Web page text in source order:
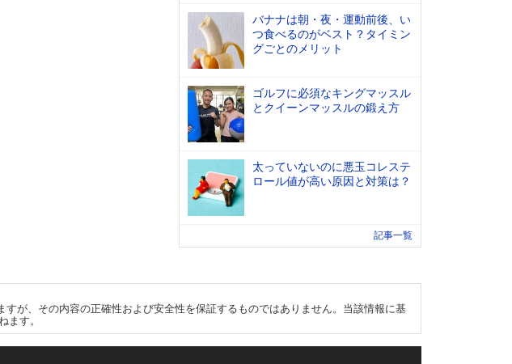
バナナは朝・夜・運動前後、い
つ食べるのがベスト？タイミン
グごとのメリット
ゴルフに必須なキングマッスル
とクイーンマッスルの鍛え方
太っていないのに悪玉コレステ
ロール値が高い原因と対策は？
記事一覧
が、その内容の正確性および安全性を保証するものではありません。当該情報に基
ます。